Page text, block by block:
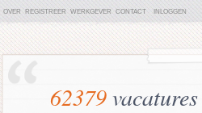
OVER REGISTREER WERKGEVER CONTACT INLOGGEN
62379